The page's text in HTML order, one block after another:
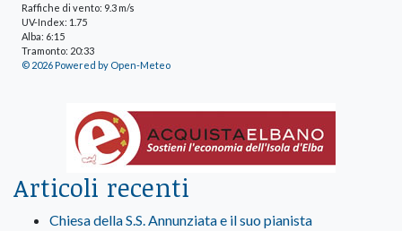
Raffiche di vento: 9.3 m/s
UV-Index: 1.75
Alba: 6:15
Tramonto: 20:33
© 2026 Powered by Open-Meteo
Articoli recenti
Chiesa della S.S. Annunziata e il suo pianista